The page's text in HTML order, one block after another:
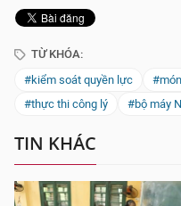
TỪ KHÓA:
#kiểm soát quyền lực
#thực thi công lý
#bộ máy
TIN KHÁC